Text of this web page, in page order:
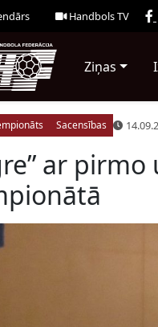
Handbols TV
Ziņas
Sacensības
ar